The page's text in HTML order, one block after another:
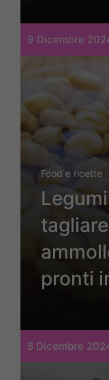
9 Dicembre
Food e ricette
pronti
8 Dicembre